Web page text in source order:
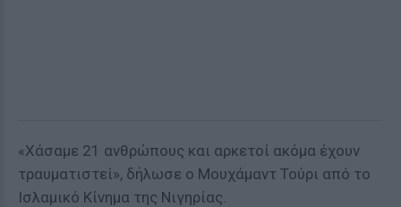
«Χάσαμε 21 ανθρώπους και αρκετοί ακόμα έχουν
τραυματιστεί», δήλωσε ο Μουχάμαντ Τούρι από το
Ισλαμικό Κίνημα της Νιγηρίας.